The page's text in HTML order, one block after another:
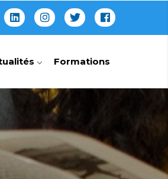
Formations